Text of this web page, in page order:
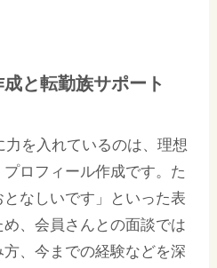
と転勤族サポート
を入れているのは、理想
ロフィール作成です。た
なしいです」といった表
、会員さんとの面談では
、今までの経験などを深